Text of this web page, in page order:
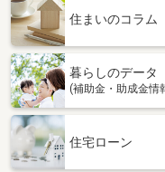
住まいのコラム
暮らしのデータ
(補助金・助成金情
住宅ローン